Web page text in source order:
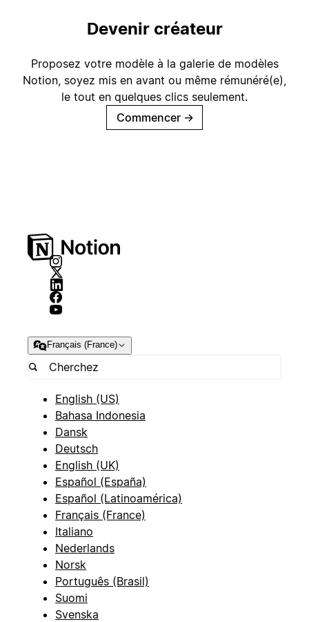
Devenir créateur
Proposez votre modèle à la galerie de modèles
Notion, soyez mis en avant ou même rémunéré(e),
le tout en quelques clics seulement.
Commencer →
Français (France)
English (US)
Bahasa Indonesia
Dansk
Deutsch
English (UK)
Español (España)
Español (Latinoamérica)
Français (France)
Italiano
Nederlands
Norsk
Português (Brasil)
Suomi
Svenska